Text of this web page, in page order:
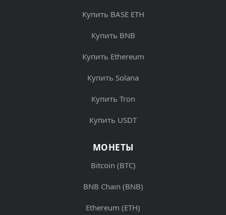
Купить BASE ETH
Купить BNB
Купить Ethereum
Купить Solana
Купить Tron
Купить USDT
МОНЕТЫ
Bitcoin (BTC)
BNB Chain (BNB)
Ethereum (ETH)